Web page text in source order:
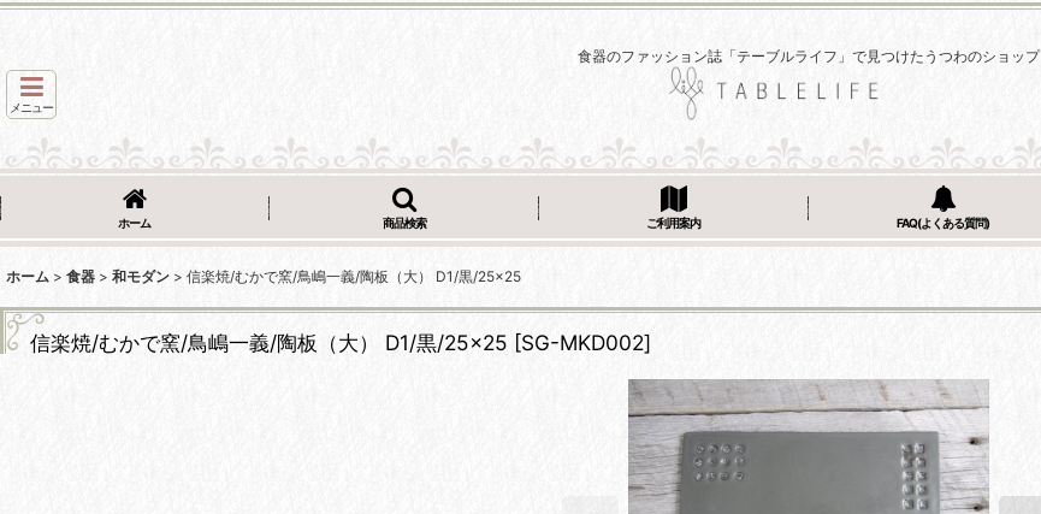
食器のファッション誌「テーブルライフ」で見つけたうつわのショップ
メニュー
ホーム 商品検索 ご利用案内 FAQ(よくある質問)
ホーム > 食器 > 和モダン > 信楽焼/むかで窯/鳥嶋一義/陶板（大） D1/黒/25×25
信楽焼/むかで窯/鳥嶋一義/陶板（大） D1/黒/25×25 [SG-MKD002]